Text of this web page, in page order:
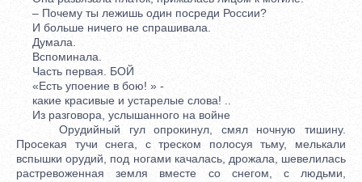
– Почему ты лежишь один посреди России?
И больше ничего не спрашивала.
Думала.
Вспоминала.
Часть первая. БОЙ
«Есть упоение в бою! » -
какие красивые и устарелые слова! ..
Из разговора, услышанного на войне
Орудийный гул опрокинул, смял ночную тишину.
Просекая тучи снега, с треском полосуя тьму, мелькали
вспышки орудий, под ногами качалась, дрожала, шевелилась
растревоженная земля вместе со снегом, с людьми,